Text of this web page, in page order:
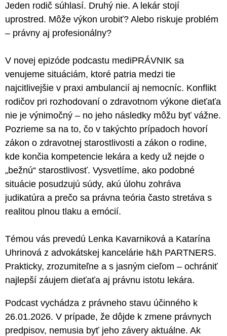
Jeden rodič súhlasí. Druhý nie. A lekár stojí
uprostred. Môže výkon urobiť? Alebo riskuje problém
– právny aj profesionálny?
V novej epizóde podcastu mediPRÁVNIK sa
venujeme situáciám, ktoré patria medzi tie
najcitlivejšie v praxi ambulancií aj nemocníc. Konflikt
rodičov pri rozhodovaní o zdravotnom výkone dieťaťa
nie je výnimočný – no jeho následky môžu byť vážne.
Pozrieme sa na to, čo v takýchto prípadoch hovorí
zákon o zdravotnej starostlivosti a zákon o rodine,
kde končia kompetencie lekára a kedy už nejde o
„bežnú“ starostlivosť. Vysvetlíme, ako podobné
situácie posudzujú súdy, akú úlohu zohráva
judikatúra a prečo sa právna teória často stretáva s
realitou plnou tlaku a emócií.
Témou vás prevedú Lenka Kavarniková a Katarína
Uhrinová z advokátskej kancelárie h&h PARTNERS.
Prakticky, zrozumiteľne a s jasným cieľom – ochrániť
najlepší záujem dieťaťa aj právnu istotu lekára.
Podcast vychádza z právneho stavu účinného k
26.01.2026. V prípade, že dôjde k zmene právnych
predpisov, nemusia byť jeho závery aktuálne. Ak